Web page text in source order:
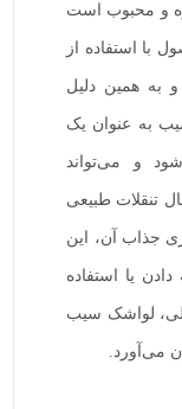
و محبوب است
استفاده از
به همین دلیل
به عنوان یک
و می‌تواند
تنقلات طبیعی
جذاب آن، این
یا استفاده
لواشک سیب
می‌آورد.